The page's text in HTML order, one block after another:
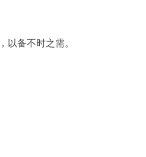
备不时之需。